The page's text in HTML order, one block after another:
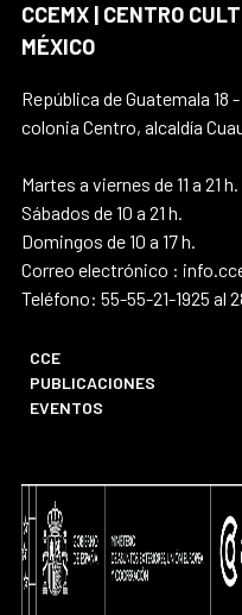
CCEMX | CENTRO
MÉXICO
República de Guatemala 18
colonia Centro, alcaldía
Martes a viernes de 11 a 21 h.
Sábados de 10 a 21 h.
Domingos de 10 a 17 h.
Correo electrónico :
Teléfono: 55-55-21-1925 al
CCE
PUBLICACIONES
EVENTOS